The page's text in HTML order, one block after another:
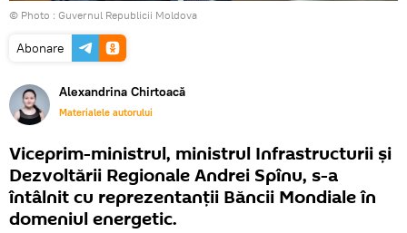
© Photo : Guvernul Republicii Moldova
Abonare
Alexandrina Chirtoacă
Materialele autorului
Viceprim-ministrul, ministrul Infrastructurii și
Dezvoltării Regionale Andrei Spînu, s-a
întâlnit cu reprezentanții Băncii Mondiale în
domeniul energetic.